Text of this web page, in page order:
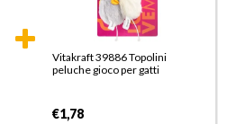
Vitakraft 39886 Topolini
peluche gioco per gatti
€1,78